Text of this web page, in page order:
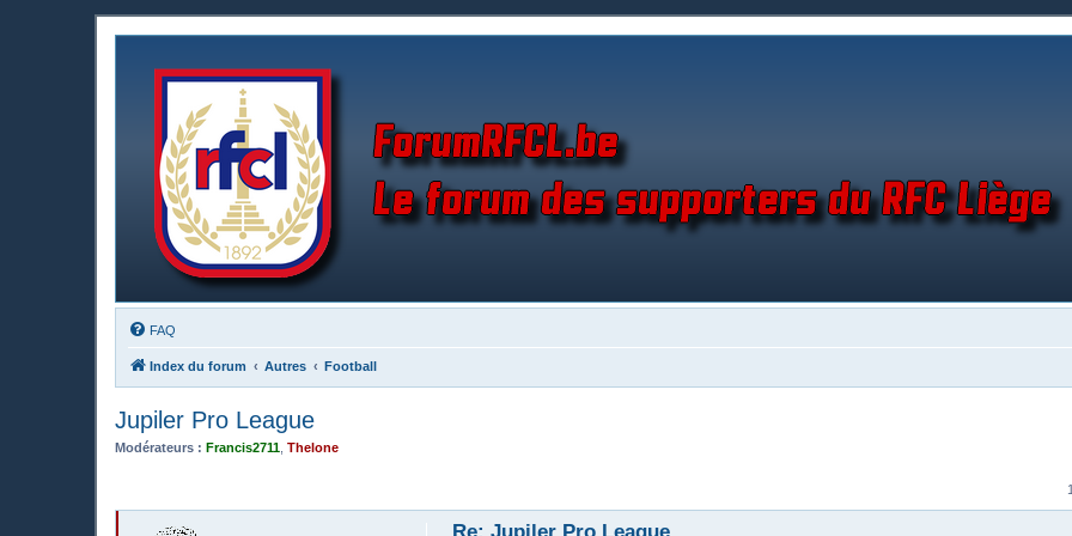
FAQ
Index du forum Autres Football
Jupiler Pro League
Modérateurs : Francis2711 Thelone
Re: Jupiler Pro League